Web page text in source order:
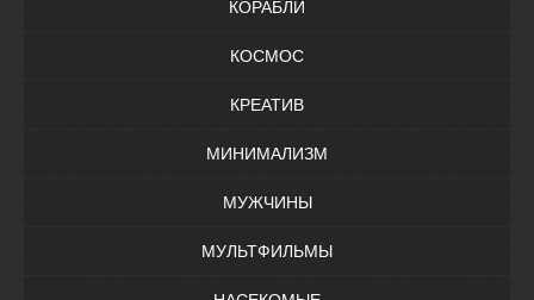
КОРАБЛИ
КОСМОС
КРЕАТИВ
МИНИМАЛИЗМ
МУЖЧИНЫ
МУЛЬТФИЛЬМЫ